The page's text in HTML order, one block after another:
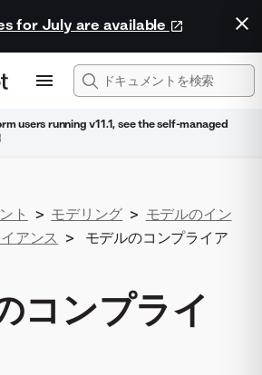
for July are available
users running v11.1, see the self-managed
ト > モデリング > モデルのイン
アンス >
モデルのコンプライア
コンプライ